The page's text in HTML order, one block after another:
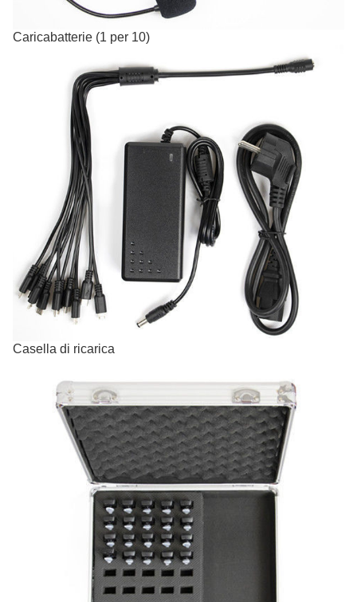
Caricabatterie (1 per 10)
Casella di ricarica